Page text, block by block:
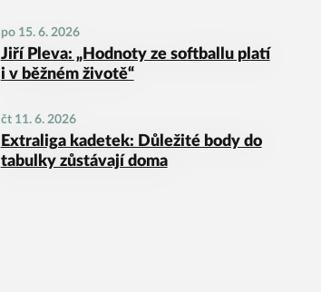
po 15. 6. 2026
Jiří Pleva: „Hodnoty ze softballu platí
i v běžném životě“
čt 11. 6. 2026
Extraliga kadetek: Důležité body do
tabulky zůstávají doma